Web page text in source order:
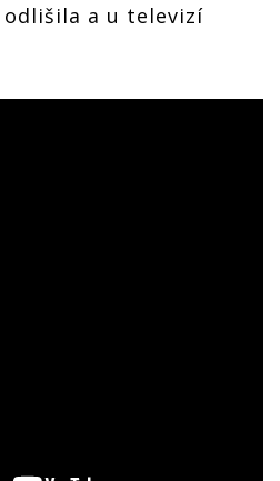
odlišila a u televizí